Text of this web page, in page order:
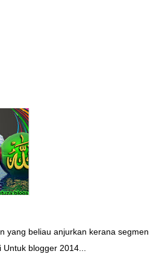
yang beliau anjurkan kerana segmen
blogger 2014...